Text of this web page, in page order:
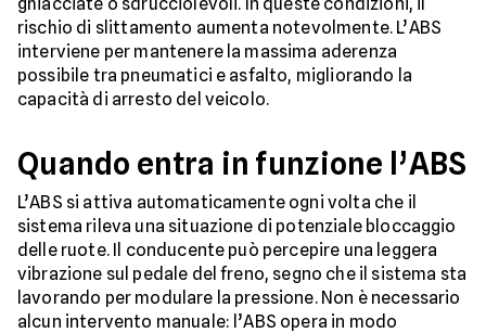
rischio di slittamento aumenta notevolmente. L’ABS
interviene per mantenere la massima aderenza
possibile tra pneumatici e asfalto, migliorando la
capacità di arresto del veicolo.
Quando entra in funzione l’ABS
L’ABS si attiva automaticamente ogni volta che il
sistema rileva una situazione di potenziale bloccaggio
delle ruote. Il conducente può percepire una leggera
vibrazione sul pedale del freno, segno che il sistema sta
lavorando per modulare la pressione. Non è necessario
alcun intervento manuale: l’ABS opera in modo